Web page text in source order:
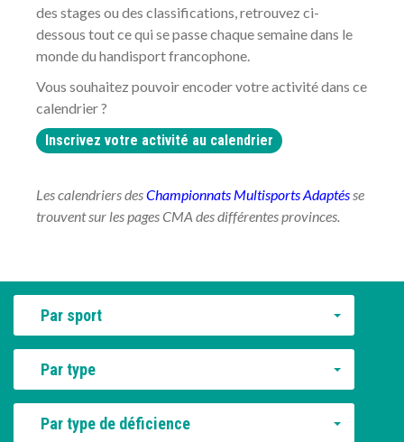
des stages ou des classifications, retrouvez ci-
dessous tout ce qui se passe chaque semaine dans le
monde du handisport francophone.
Vous souhaitez pouvoir encoder votre activité dans ce
calendrier ?
Inscrivez votre activité au calendrier
Les calendriers desChampionnats Multisports Adaptésse
trouvent sur les pages CMA des différentes provinces.
Par sport
Par type
Par type de déficience